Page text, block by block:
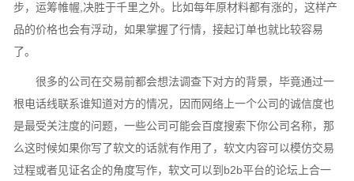
步，运筹帷幄,决胜于千里之外。比如每年原材料都有涨的，这样产
品的价格也会有浮动，如果掌握了行情，接起订单也就比较容易
了。
很多的公司在交易前都会想法调查下对方的背景，毕竟通过一
根电话线联系谁知道对方的情况，因而网络上一个公司的诚信度也
是最受关注度的问题，一些公司可能会百度搜索下你公司名称，那
么这时候如果你写了软文的话就有作用了，软文内容可以模仿交易
过程或者见证名企的角度写作，软文可以到b2b平台的论坛上合一